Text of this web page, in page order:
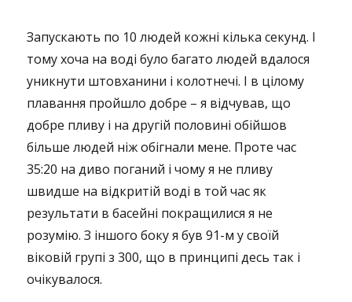
Запускають по 10 людей кожні кілька секунд. І
тому хоча на воді було багато людей вдалося
уникнути штовханини і колотнечі. І в цілому
плавання пройшло добре – я відчував, що
добре пливу і на другій половині обійшов
більше людей ніж обігнали мене. Проте час
35:20 на диво поганий і чому я не пливу
швидше на відкритій воді в той час як
результати в басейні покращилися я не
розумію. З іншого боку я був 91-м у своїй
віковій групі з 300, що в принципі десь так і
очікувалося.